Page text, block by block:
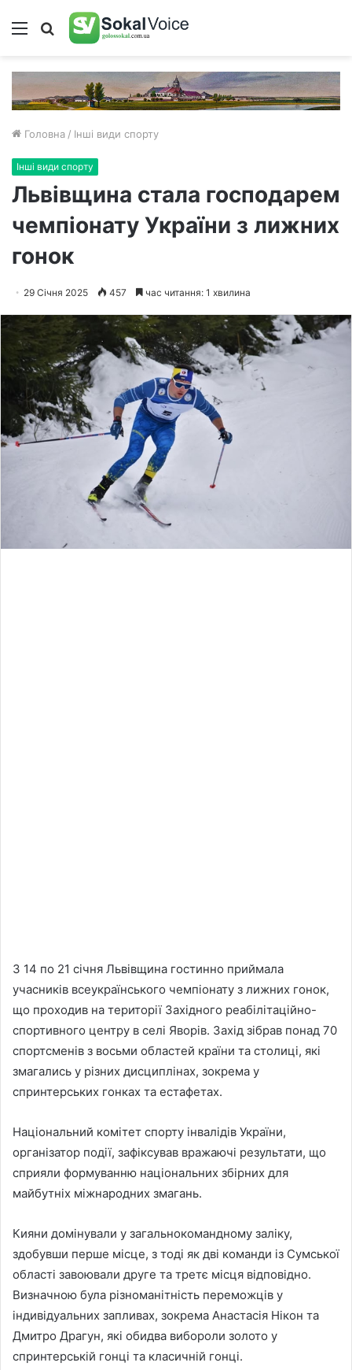
Меню Пошук
Головна / Інші види спорту
Інші види спорту
Львівщина стала господарем
чемпіонату України з лижних
гонок
29 Січня 2025 457 час читання: 1 хвилина
З 14 по 21 січня Львівщина гостинно приймала
учасників всеукраїнського чемпіонату з лижних гонок,
що проходив на території Західного реабілітаційно-
спортивного центру в селі Яворів. Захід зібрав понад 70
спортсменів з восьми областей країни та столиці, які
змагались у різних дисциплінах, зокрема у
спринтерських гонках та естафетах.
Національний комітет спорту інвалідів України,
організатор події, зафіксував вражаючі результати, що
сприяли формуванню національних збірних для
майбутніх міжнародних змагань.
Кияни домінували у загальнокомандному заліку,
здобувши перше місце, з тоді як дві команди із Сумської
області завоювали друге та третє місця відповідно.
Визначною була різноманітність переможців у
індивідуальних запливах, зокрема Анастасія Нікон та
Дмитро Драгун, які обидва вибороли золото у
спринтерській гонці та класичній гонці.